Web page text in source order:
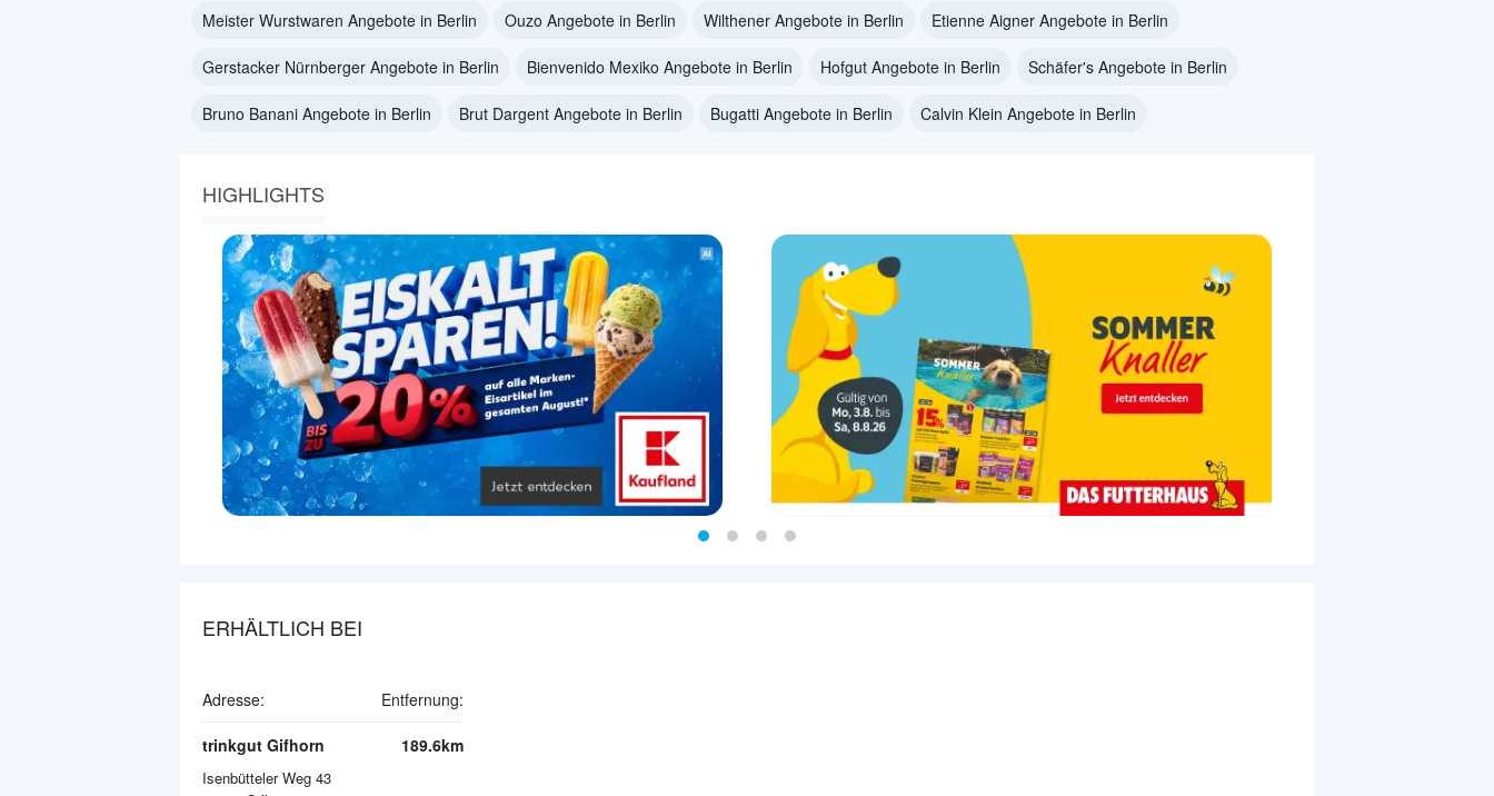
Meister Wurstwaren Angebote in Berlin
Ouzo Angebote in Berlin Wilthener Angebote in Berlin Etienne Aigner Angebote in Berlin
Gerstacker Nürnberger Angebote in Berlin Bienvenido Mexiko Angebote in Berlin Hofgut Angebote in Berlin Schäfer's Angebote in Berlin
Bruno Banani Angebote in Berlin Brut Dargent Angebote in Berlin Bugatti Angebote in Berlin Calvin Klein Angebote in Berlin
HIGHLIGHTS
ERHÄLTLICH BEI
Adresse: Entfernung:
trinkgut Gifhorn
Isenbütteler Weg 43
189.6km